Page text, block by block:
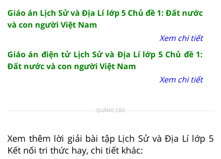
Giáo án Lịch Sử và Địa Lí lớp 5 Chủ đề 1: Đất nước
và con người Việt Nam
Xem chi tiết
Giáo án điện tử Lịch Sử và Địa Lí lớp 5 Chủ đề 1:
Đất nước và con người Việt Nam
Xem chi tiết
QUẢNG CÁO
Xem thêm lời giải bài tập Lịch Sử và Địa Lí lớp 5
Kết nối tri thức hay, chi tiết khác: